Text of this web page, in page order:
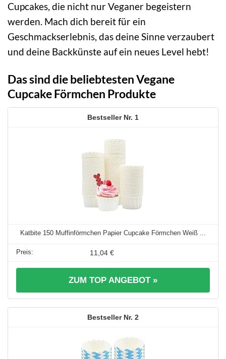
Cupcakes, die nicht nur Veganer begeistern
werden. Mach dich bereit für ein
Geschmackserlebnis, das deine Sinne verzaubert
und deine Backkünste auf ein neues Level hebt!
Das sind die beliebtesten Vegane
Cupcake Förmchen Produkte
1
Katbite 150 Muffinförmchen Papier Cupcake Förmchen Weiß ...
11,04 €
ZUM TOP ANGEBOT »
2